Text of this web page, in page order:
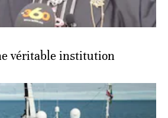
véritable institution